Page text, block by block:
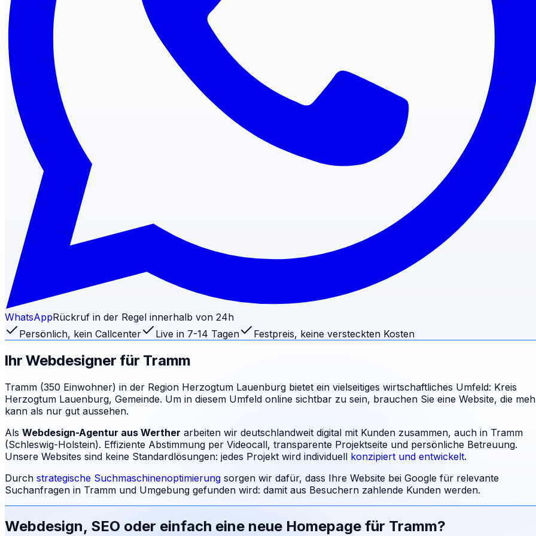
WhatsAppRückruf in der Regel innerhalb von 24h
Persönlich, kein Callcenter
Live in 7-14 Tagen Festpreis, keine versteckten Kosten
Ihr Webdesigner für Tramm
Tramm (350 Einwohner) in der Region Herzogtum Lauenburg bietet ein vielseitiges wirtschaftliches Umfeld: Kreis
Herzogtum Lauenburg, Gemeinde. Um in diesem Umfeld online sichtbar zu sein, brauchen Sie eine Website, die
kann als nur gut aussehen.
Als Webdesign-Agentur aus Werther arbeiten wir deutschlandweit digital mit Kunden zusammen, auch in Tramm
(Schleswig-Holstein). Effiziente Abstimmung per Videocall, transparente Projektseite und persönliche Betreuung.
Unsere Websites sind keine Standardlösungen: jedes Projekt wird individuell konzipiert und entwickelt.
Durch strategische Suchmaschinenoptimierung sorgen wir dafür, dass Ihre Website bei Google für relevante
Suchanfragen in Tramm und Umgebung gefunden wird: damit aus Besuchern zahlende Kunden werden.
Webdesign, SEO oder einfach eine neue Homepage für Tramm?